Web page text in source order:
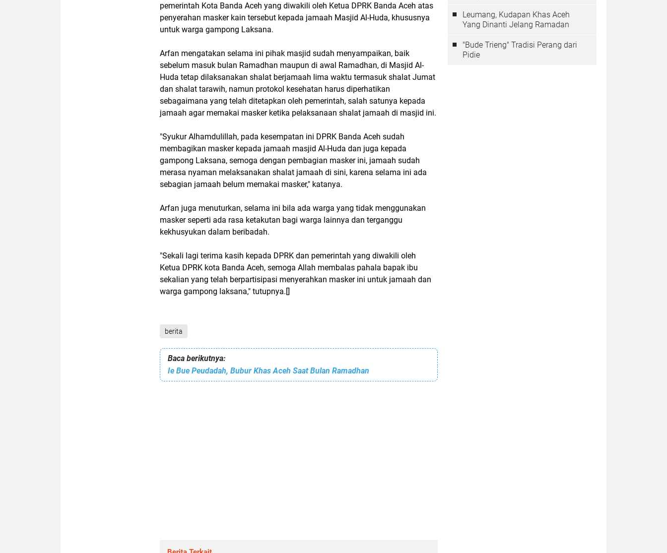
pemerintah Kota Banda Aceh yang diwakili oleh Ketua DPRK Banda Aceh atas
penyerahan masker kain tersebut kepada jamaah Masjid Al-Huda, khususnya
untuk warga gampong Laksana.
Arfan mengatakan selama ini pihak masjid sudah menyampaikan, baik
sebelum masuk bulan Ramadhan maupun di awal Ramadhan, di Masjid Al-
Huda tetap dilaksanakan shalat berjamaah lima waktu termasuk shalat Jumat
dan shalat tarawih, namun protokol kesehatan harus diperhatikan
sebagaimana yang telah ditetapkan oleh pemerintah, salah satunya kepada
jamaah agar memakai masker ketika pelaksanaan shalat jamaah di masjid ini.
"Syukur Alhamdulillah, pada kesempatan ini DPRK Banda Aceh sudah
membagikan masker kepada jamaah masjid Al-Huda dan juga kepada
gampong Laksana, semoga dengan pembagian masker ini, jamaah sudah
merasa nyaman melaksanakan shalat jamaah di sini, karena selama ini ada
sebagian jamaah belum memakai masker," katanya.
Arfan juga menuturkan, selama ini bila ada warga yang tidak menggunakan
masker seperti ada rasa ketakutan bagi warga lainnya dan terganggu
kekhusyukan dalam beribadah.
"Sekali lagi terima kasih kepada DPRK dan pemerintah yang diwakili oleh
Ketua DPRK kota Banda Aceh, semoga Allah membalas pahala bapak ibu
sekalian yang telah berpartisipasi menyerahkan masker ini untuk jamaah dan
warga gampong laksana," tutupnya.[]
berita
Baca berikutnya:
Ie Bue Peudadah, Bubur Khas Aceh Saat Bulan Ramadhan
Leumang, Kudapan Khas Aceh
Yang Dinanti Jelang Ramadan
"Bude Trieng" Tradisi Perang dari
Pidie